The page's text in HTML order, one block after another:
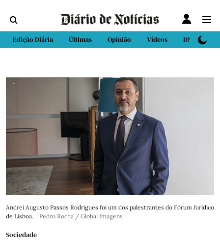
Edição Diária Últimas Opinião Vídeos DN Sport
Andrei Augusto Passos Rodrigues foi um dos palestrantes do Fórum Jurídico
de Lisboa.
Pedro Rocha / Global Imagens
Sociedade